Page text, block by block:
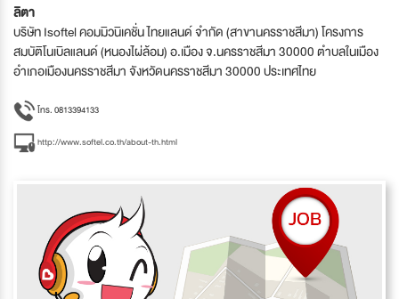
ลิตา
บริษัท Isoftel คอมมิวนิเคชั่น ไทยแลนด์ จำกัด (สาขานครราชสีมา) โครงการ
สมบัติโนเบิลแลนด์ (หนองไผ่ล้อม) อ.เมือง จ.นครราชสีมา 30000 ตำบลในเมือง
อำเภอเมืองนครราชสีมา จังหวัดนครราชสีมา 30000 ประเทศไทย
โทร. 0813394133
http://www.softel.co.th/about-th.html